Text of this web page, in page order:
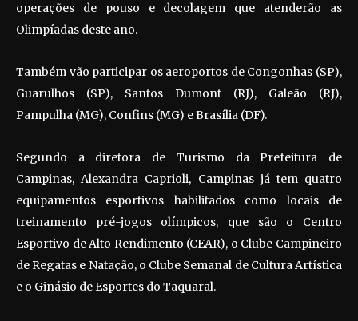
operações de pouso e decolagem que atenderão as
Olimpíadas deste ano.
Também vão participar os aeroportos de Congonhas (SP),
Guarulhos (SP), Santos Dumont (RJ), Galeão (RJ),
Pampulha (MG), Confins (MG) e Brasília (DF).
Segundo a diretora de Turismo da Prefeitura de
Campinas, Alexandra Caprioli, Campinas já tem quatro
equipamentos esportivos habilitados como locais de
treinamento pré-jogos olímpicos, que são o Centro
Esportivo de Alto Rendimento (CEAR), o Clube Campineiro
de Regatas e Natação, o Clube Semanal de Cultura Artística
e o Ginásio de Esportes do Taquaral.